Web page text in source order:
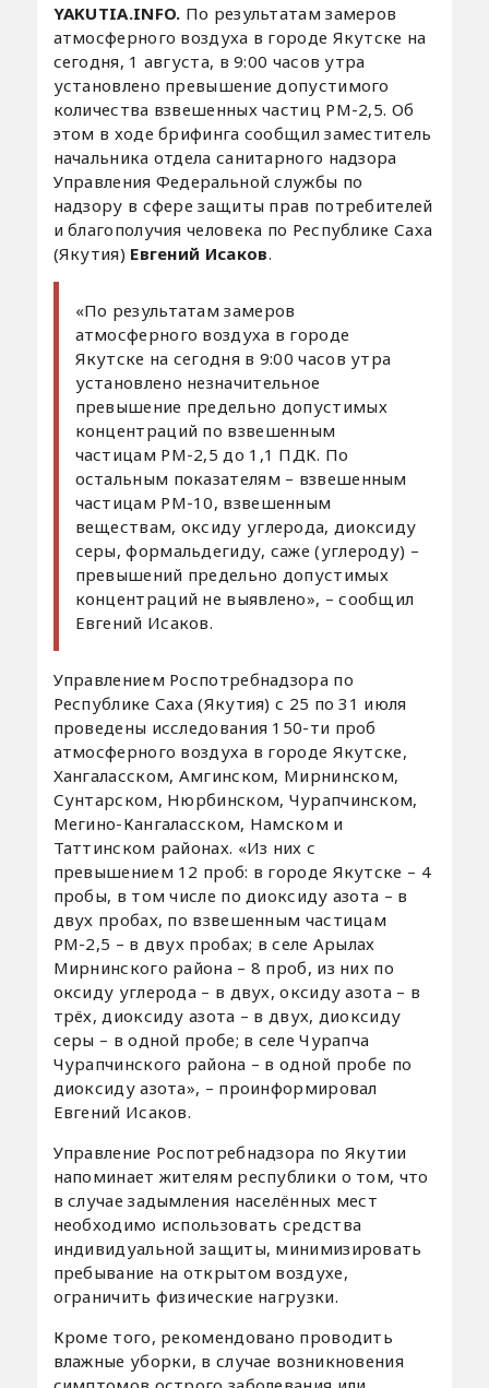
YAKUTIA.INFO. По результатам замеров
атмосферного воздуха в городе Якутске на
сегодня, 1 августа, в 9:00 часов утра
установлено превышение допустимого
количества взвешенных частиц РМ-2,5. Об
этом в ходе брифинга сообщил заместитель
начальника отдела санитарного надзора
Управления Федеральной службы по
надзору в сфере защиты прав потребителей
и благополучия человека по Республике Саха
(Якутия) Евгений Исаков.
«По результатам замеров
атмосферного воздуха в городе
Якутске на сегодня в 9:00 часов утра
установлено незначительное
превышение предельно допустимых
концентраций по взвешенным
частицам РМ-2,5 до 1,1 ПДК. По
остальным показателям – взвешенным
частицам РМ-10, взвешенным
веществам, оксиду углерода, диоксиду
серы, формальдегиду, саже (углероду) –
превышений предельно допустимых
концентраций не выявлено», – сообщил
Евгений Исаков.
Управлением Роспотребнадзора по
Республике Саха (Якутия) с 25 по 31 июля
проведены исследования 150-ти проб
атмосферного воздуха в городе Якутске,
Хангаласском, Амгинском, Мирнинском,
Сунтарском, Нюрбинском, Чурапчинском,
Мегино-Кангаласском, Намском и
Таттинском районах. «Из них с
превышением 12 проб: в городе Якутске – 4
пробы, в том числе по диоксиду азота – в
двух пробах, по взвешенным частицам
РМ-2,5 – в двух пробах; в селе Арылах
Мирнинского района – 8 проб, из них по
оксиду углерода – в двух, оксиду азота – в
трёх, диоксиду азота – в двух, диоксиду
серы – в одной пробе; в селе Чурапча
Чурапчинского района – в одной пробе по
диоксиду азота», – проинформировал
Евгений Исаков.
Управление Роспотребнадзора по Якутии
напоминает жителям республики о том, что
в случае задымления населённых мест
необходимо использовать средства
индивидуальной защиты, минимизировать
пребывание на открытом воздухе,
ограничить физические нагрузки.
Кроме того, рекомендовано проводить
влажные уборки, в случае возникновения